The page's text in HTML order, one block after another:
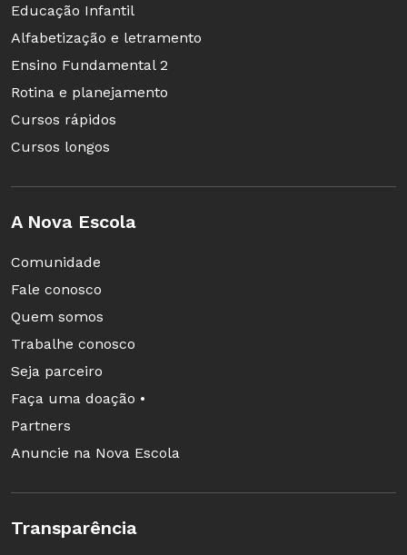
Educação Infantil
Alfabetização e letramento
Ensino Fundamental 2
Rotina e planejamento
Cursos rápidos
Cursos longos
A Nova Escola
Comunidade
Fale conosco
Quem somos
Trabalhe conosco
Seja parceiro
Faça uma doação •
Partners
Anuncie na Nova Escola
Transparência